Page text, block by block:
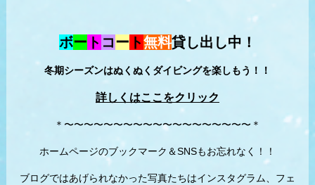
ボー ト コー ト無料貸し出し中！
冬期シーズンはぬくぬくダイビングを楽しもう！！
詳しくはここをクリック
＊〜〜〜〜〜〜〜〜〜〜〜〜〜〜〜〜〜〜〜＊
ホームページのブックマーク＆SNSもお忘れなく！！
ブログではあげられなかった写真たちはインスタグラム、フェ